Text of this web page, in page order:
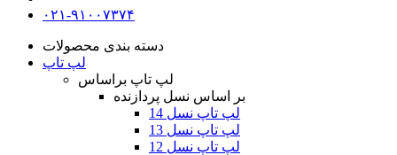
۰۲۱-۹۱۰۰۷۳۷۴
دسته بندی محصولات
لپ تاپ
لپ تاپ براساس
بر اساس نسل پردازنده
لپ تاپ نسل 14
لپ تاپ نسل 13
لپ تاپ نسل 12